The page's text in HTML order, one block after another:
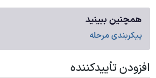
همچنین ببینید
پیکربندی مرحله
افزودن تأییدکننده